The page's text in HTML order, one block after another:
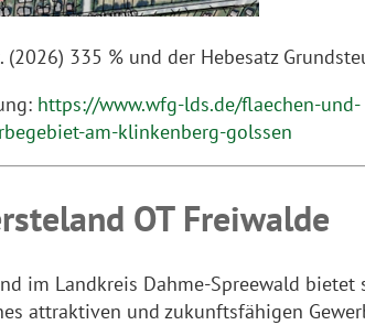
(2026) 335 % und der Hebesatz
https://www.wfg-lds.de/flaechen-und-
am-klinkenberg-golssen
OT Freiwalde
im Landkreis Dahme-Spreewald bietet
attraktiven und zukunftsfähigen